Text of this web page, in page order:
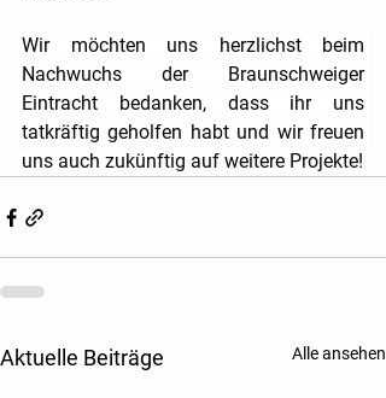
Wir möchten uns herzlichst beim
Nachwuchs der Braunschweiger
Eintracht bedanken, dass ihr uns
tatkräftig geholfen habt und wir freuen
uns auch zukünftig auf weitere Projekte!
Aktuelle Beiträge Alle ansehen